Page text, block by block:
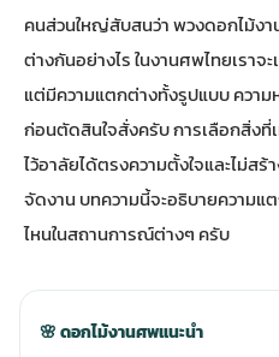
ดอกไม้หน้าหีบ
ดอกไม้หน้างานศพ
ดอกไม้หน้าโลง
จัดดอกไม้หน้าโลง
ร้านพวงหรีด
ดอกไม้พวงหรีด
พวงหรีดปทุม
พวงหรีด ปากคลองตลาด
ไม้หน้าเมรุ
กไม้หน้าเมรุ
น้าเมรุ ราคา
ม้หน้าเมรุ
ไม้งานแต่ง กรุงเทพ
อกไม้งานแต่ง
ดอกไม้งานแต่ง
พวงหรีดพัดลม กรุงเทพ
พวงหรีดพัดลม ส่งด่วน
สั่งพวงหรีดพัดลม
พวงหรีดพัดลม ปากคลองตลาด
รับจัดงานศพ กรุงเทพ
แพ็คเกจจัดงานศพ
ค่าใช้จ่ายจัดงานศพ
ขั้นตอนจัดงานศพ
คนส่วนใหญ่สับสนว่า พวงดอกไม้ง
ต่างกันอย่างไร ในงานศพไทยเรา
แต่มีความแตกต่างทั้งรูปแบบ ความ
ก่อนตัดสินใจสั่งครับ การเลือกสิ่งที่
ไว้อาลัยได้ตรงความตั้งใจและไม่ส
จัดงาน บทความนี้จะอธิบายความแ
ไหนในสถานการณ์ต่างๆ ครับ
🌸 ดอกไม้งานศพแนะนำ